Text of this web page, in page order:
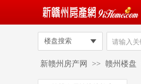
楼盘搜索
新赣州房产网 >> 赣州楼盘